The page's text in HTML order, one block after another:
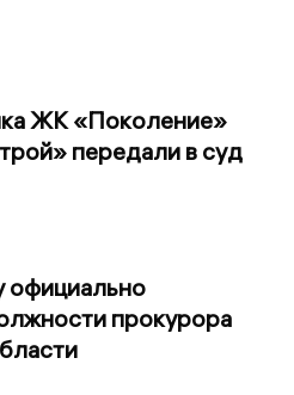
ЖК «Поколение»
передали в суд
прокурора